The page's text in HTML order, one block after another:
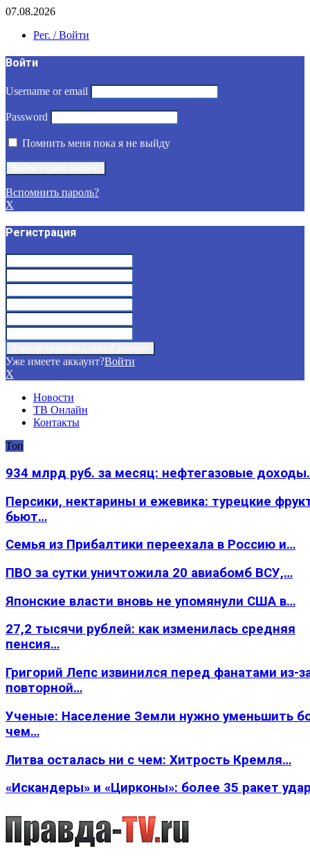
07.08.2026
Рег. / Войти
Войти
Username or email
Password
Помнить меня пока я не выйду
Вспомнить пароль?
X
Регистрация
Уже имеете аккаунт?Войти
X
Новости
ТВ Онлайн
Контакты
Топ
934 млрд руб. за месяц: нефтегазовые
Персики, нектарины и ежевика: турецкие
бьют…
Семья из Прибалтики переехала в Россию и…
ПВО за сутки уничтожила 20 авиабомб ВСУ,…
Японские власти вновь не упомянули США в…
27,2 тысячи рублей: как изменилась средняя
пенсия…
Григорий Лепс извинился перед фанатами из-
повторной…
Ученые: Население Земли нужно уменьшить
чем…
Литва осталась ни с чем: Хитрость Кремля…
«Искандеры» и «Цирконы»: более 35 ракет